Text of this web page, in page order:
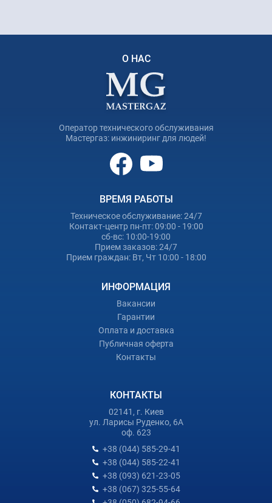
О НАС
Оператор технического обслуживания
Мастергаз: инжиниринг для людей!
ВРЕМЯ РАБОТЫ
Техническое обслуживание: 24/7
Контакт-центр пн-пт: 09:00 - 19:00
сб-вс: 10:00-19:00
Прием заказов: 24/7
Прием граждан: Вт, Чт 10:00 - 18:00
ИНФОРМАЦИЯ
Вакансии
Гарантии
Оплата и доставка
Публичная оферта
Контакты
КОНТАКТЫ
02141, г. Киев
ул. Ларисы Руденко, 6А
оф. 623
+38 (044) 585-29-41
+38 (044) 585-22-41
+38 (093) 621-23-05
+38 (067) 325-55-64